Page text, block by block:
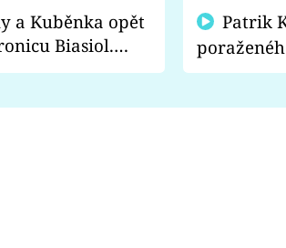
a Kuběnka opět
Biasiol.
nich falešná a
fanoušci